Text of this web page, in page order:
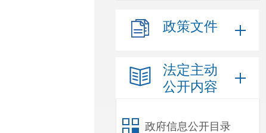
政策文件
法定主动
公开内容
政府信息公开目录